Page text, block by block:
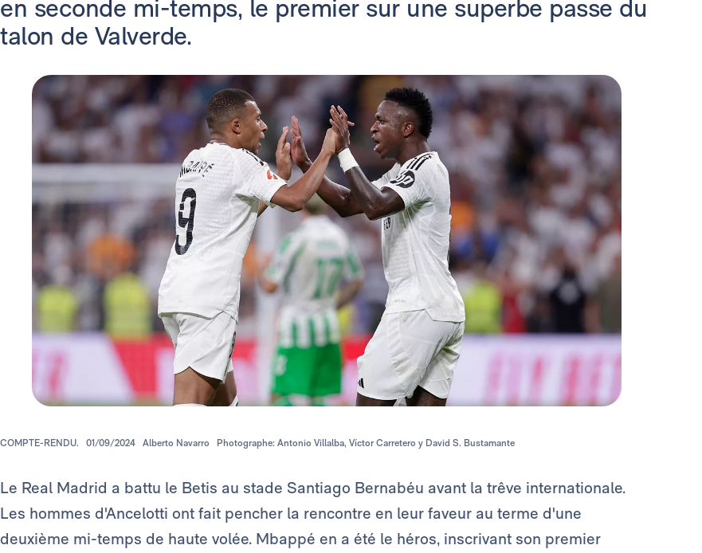
en seconde mi-temps, le premier sur une superbe passe du
talon de Valverde.
COMPTE-RENDU. 01/09/2024 Alberto Navarro Photographe: Antonio Villalba, Víctor Carretero y David S. Bustamante
Le Real Madrid a battu le Betis au stade Santiago Bernabéu avant la trêve internationale.
Les hommes d'Ancelotti ont fait pencher la rencontre en leur faveur au terme d'une
deuxième mi-temps de haute volée. Mbappé en a été le héros, inscrivant son premier